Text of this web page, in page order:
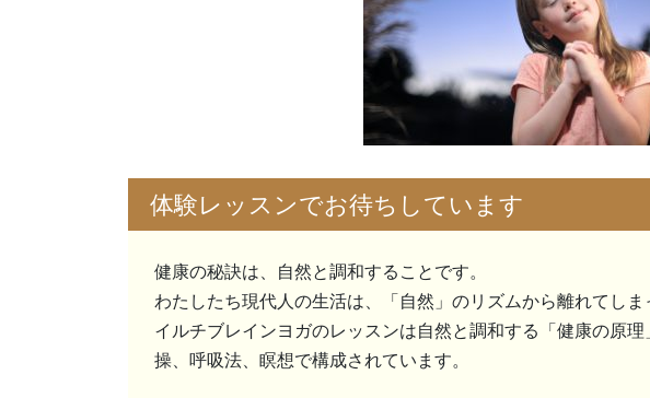
体験レッスンでお待ちしています
健康の秘訣は、自然と調和することです。
わたしたち現代人の生活は、「自然」のリズムから離れてしま
イルチブレインヨガのレッスンは自然と調和する「健康の原
操、呼吸法、瞑想で構成されています。